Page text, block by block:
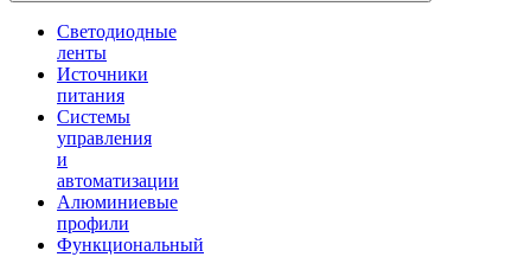
Светодиодные
ленты
Источники
питания
Системы
управления
и
автоматизации
Алюминиевые
профили
Функциональный